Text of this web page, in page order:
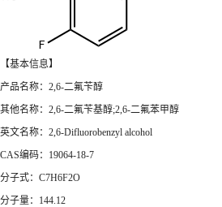
【基本信息】
产品名称：2,6-二氟苄醇
其他名称：2,6-二氟苄基醇;2,6-二氟苯甲醇
英文名称：2,6-Difluorobenzyl alcohol
CAS编码：19064-18-7
分子式：C7H6F2O
分子量：144.12